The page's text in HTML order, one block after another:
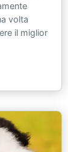
volta
il miglior